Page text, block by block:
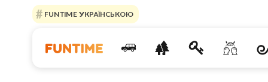
FUNTIME УКРАЇНСЬКОЮ